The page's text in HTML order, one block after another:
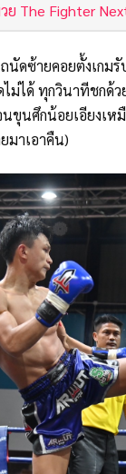
ย The Fighter
นัดซ้ายคอยตั้งเก
ไม่ได้ ทุกวินาทีชก
ขุนศึกน้อยเอียงเ
มาเอาคืน)